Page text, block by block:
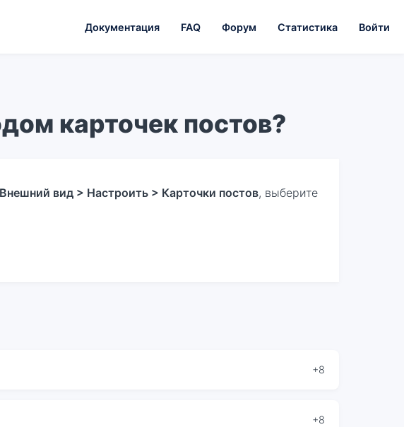
Документация FAQ Форум Статистика Войти
карточек постов?
Внешний вид > Настроить > Карточки постов, выберите
+8
+8